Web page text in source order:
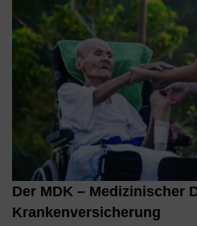
Der MDK – Medizinischer
Krankenversicherung